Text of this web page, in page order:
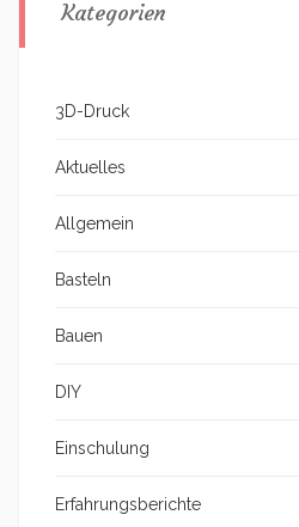
Kategorien
3D-Druck
Aktuelles
Allgemein
Basteln
Bauen
DIY
Einschulung
Erfahrungsberichte